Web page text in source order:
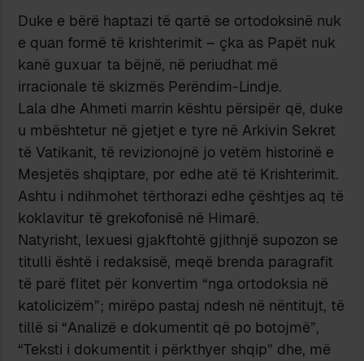
Duke e bërë haptazi të qartë se ortodoksinë nuk
e quan formë të krishterimit – çka as Papët nuk
kanë guxuar ta bëjnë, në periudhat më
irracionale të skizmës Perëndim-Lindje.
Lala dhe Ahmeti marrin kështu përsipër që, duke
u mbështetur në gjetjet e tyre në Arkivin Sekret
të Vatikanit, të revizionojnë jo vetëm historinë e
Mesjetës shqiptare, por edhe atë të Krishterimit.
Ashtu i ndihmohet tërthorazi edhe çështjes aq të
koklavitur të grekofonisë në Himarë.
Natyrisht, lexuesi gjakftohtë gjithnjë supozon se
titulli është i redaksisë, meqë brenda paragrafit
të parë flitet për konvertim “nga ortodoksia në
katolicizëm”; mirëpo pastaj ndesh në nëntitujt, të
tillë si “Analizë e dokumentit që po botojmë”,
“Teksti i dokumentit i përkthyer shqip” dhe, më